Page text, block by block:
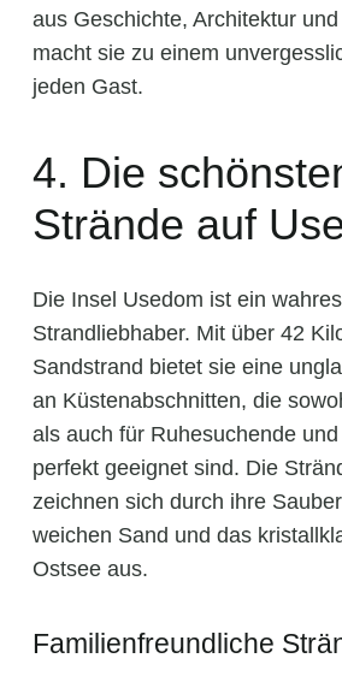
aus Geschichte, Architektur
macht sie zu einem
jeden Gast.
4. Die
Strände auf
Die Insel Usedom ist ein
Strandliebhaber. Mit über 42
Sandstrand bietet sie eine
an Küstenabschnitten, die
als auch für Ruhesuchende
perfekt geeignet sind. Die
zeichnen sich durch ihre
weichen Sand und das
Ostsee aus.
Familienfreundliche